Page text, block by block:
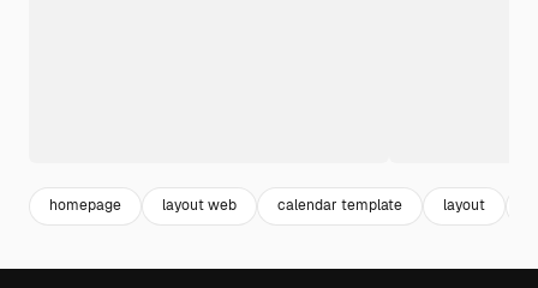
homepage layout web calendar template layout